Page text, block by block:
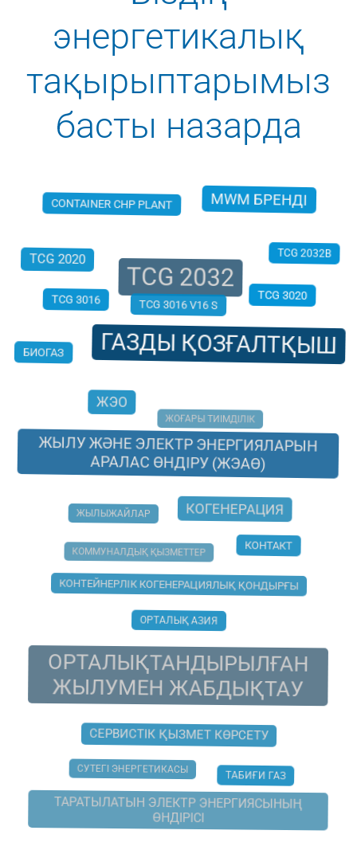
энергетикалық
тақырыптарымыз
басты назарда
CONTAINER CHP PLANT MWM БРЕНДІ
TCG 2020 TCG 2032 TCG 2032B
TCG 3016
TCG 3016 V16 S
TCG 3020
БИОГАЗ ГАЗДЫ ҚОЗҒАЛТҚЫШ
ЖЭО
ЖОҒАРЫ ТИІМДІЛІК
ЖЫЛУ ЖӘНЕ ЭЛЕКТР ЭНЕРГИЯЛАРЫН
АРАЛАС ӨНДІРУ (ЖЭАӨ)
ЖЫЛЫЖАЙЛАР КОГЕНЕРАЦИЯ
КОММУНАЛДЫҚ ҚЫЗМЕТТЕР КОНТАКТ
КОНТЕЙНЕРЛІК КОГЕНЕРАЦИЯЛЫҚ ҚОНДЫРҒЫ
ОРТАЛЫҚ АЗИЯ
ОРТАЛЫҚТАНДЫРЫЛҒАН
ЖЫЛУМЕН ЖАБДЫҚТАУ
СЕРВИСТІК ҚЫЗМЕТ КӨРСЕТУ
СУТЕГІ ЭНЕРГЕТИКАСЫ ТАБИҒИ ГАЗ
ТАРАТЫЛАТЫН ЭЛЕКТР ЭНЕРГИЯСЫНЫҢ
ӨНДІРІСІ